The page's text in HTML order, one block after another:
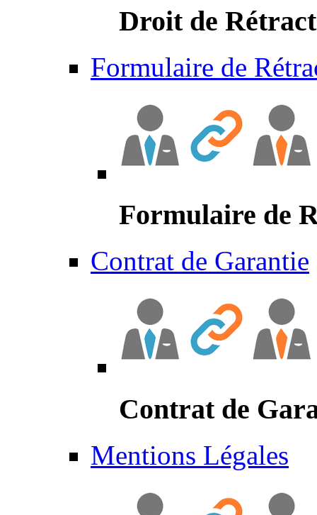
Droit de
Formulaire de
Formulaire de
Contrat de Garantie
Contrat de
Mentions Légales